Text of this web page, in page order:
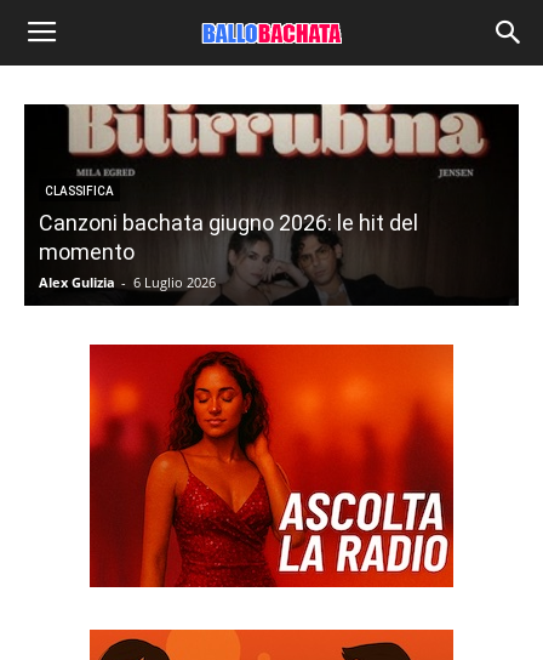
CLASSIFICA
Canzoni bachata giugno 2026: le hit del
momento
Alex Gulizia - 6 Luglio 2026